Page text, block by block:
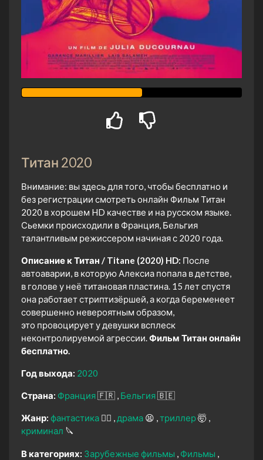
Титан 2020
Внимание: вы здесь для того, чтобы бесплатно и
без регистрации смотреть онлайн Фильм Титан
2020 в хорошем HD качестве и на русском языке.
Сьемки происходили в Франция, Бельгия
талантливым режиссером начиная с 2020 года.
Описание к Титан / Titane (2020) HD: После
автоаварии, в которую Алексиа попала в детстве,
в голове у неё титановая пластина. 15 лет спустя
она работает стриптизёршей, а когда беременеет
совершенно невероятным образом,
это провоцирует у девушки всплеск
неконтролируемой агрессии.Фильм Титан онлайн
бесплатно.
Год выхода: 2020
Страна: Франция🇫🇷 Бельгия🇧🇪
Жанр: фантастика 🧙‍♀️ драма 😫 триллер🤯
криминал 🔪
В категориях: Зарубежные фильмы
Фильмы